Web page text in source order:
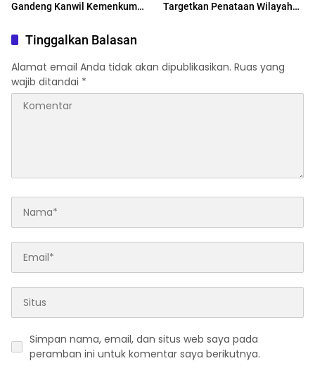
Gandeng Kanwil Kemenkum
Targetkan Penataan Wilayah
Tinggalkan Balasan
Alamat email Anda tidak akan dipublikasikan. Ruas yang
wajib ditandai *
Simpan nama, email, dan situs web saya pada
peramban ini untuk komentar saya berikutnya.